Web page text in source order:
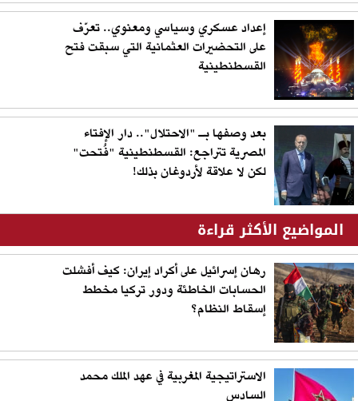
إعداد عسكري وسياسي ومعنوي.. تعرّف
على التحضيرات العثمانية التي سبقت فتح
القسطنطينية
بعد وصفها بـ "الاحتلال".. دار الإفتاء
المصرية تتراجع: القسطنطينية "فُتحت"
لكن لا علاقة لأردوغان بذلك!
المواضيع الأكثر قراءة
رهان إسرائيل على أكراد إيران: كيف أفشلت
الحسابات الخاطئة ودور تركيا مخطط
إسقاط النظام؟
الاستراتيجية المغربية في عهد الملك محمد
السادس